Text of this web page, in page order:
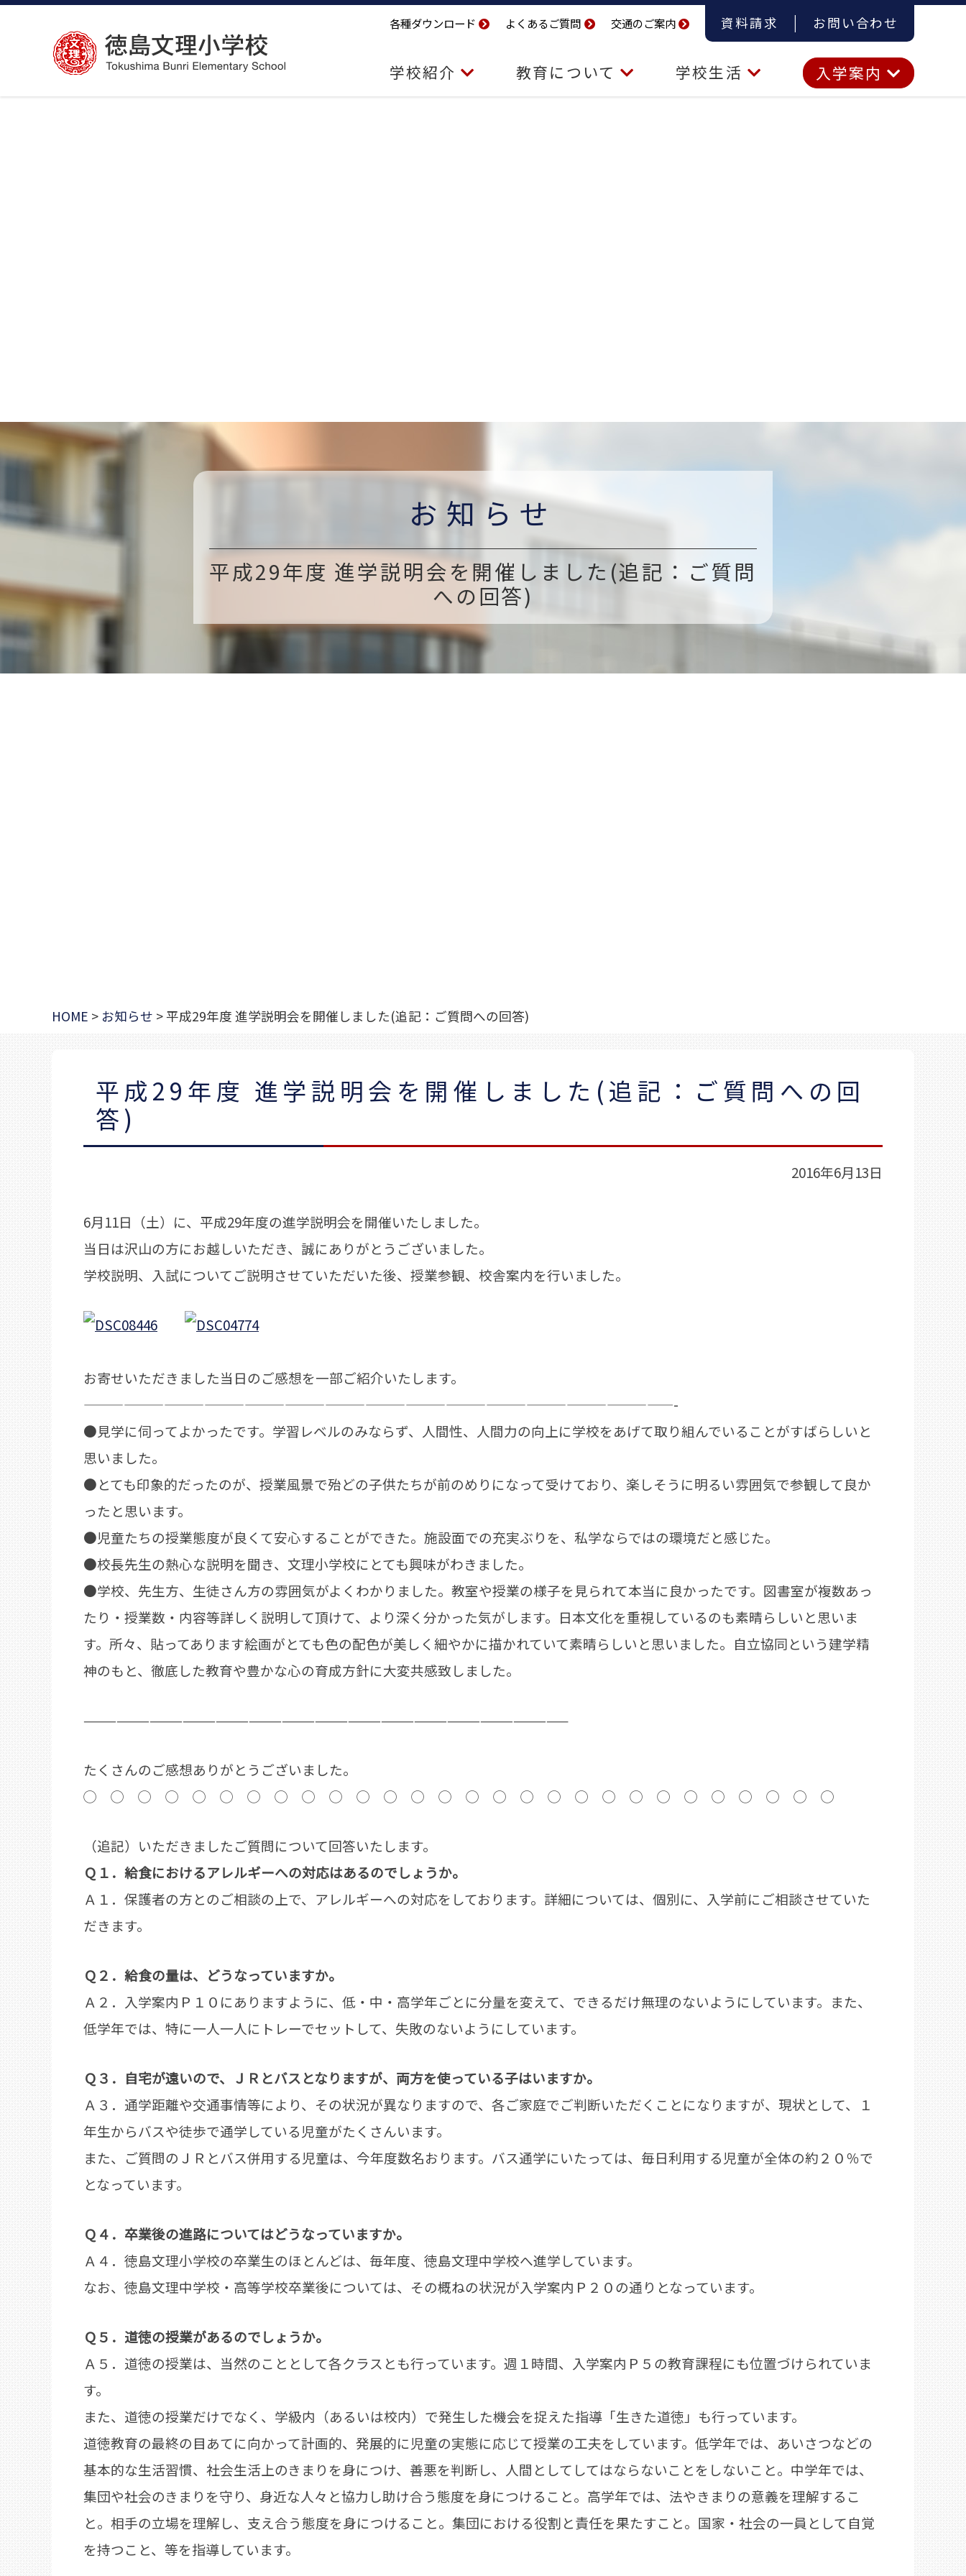
コ
各種ダウンロード よくあるご質問 交通のご案内 資料請求 お問い合わせ
学校紹介 教育について 学校生活 入学案内
お知らせ
平成29年度 進学説明会を開催しました(追記：ご質問
への回答)
HOME > お知らせ >平成29年度 進学説明会を開催しました(追記：ご質問への回答)
平成29年度 進学説明会を開催しました(追記：ご質問への回
答)
2016年6月13日
6月11日（土）に、平成29年度の進学説明会を開催いたしました。
当日は沢山の方にお越しいただき、誠にありがとうございました。
学校説明、入試についてご説明させていただいた後、授業参観、校舎案内を行いました。
お寄せいただきました当日のご感想を一部ご紹介いたします。
————————————————————————————————————————————-
●見学に伺ってよかったです。学習レベルのみならず、人間性、人間力の向上に学校をあげて取り組んでいることがすばらしいと
思いました。
●とても印象的だったのが、授業風景で殆どの子供たちが前のめりになって受けており、楽しそうに明るい雰囲気で参観して良か
ったと思います。
●児童たちの授業態度が良くて安心することができた。施設面での充実ぶりを、私学ならではの環境だと感じた。
●校長先生の熱心な説明を聞き、文理小学校にとても興味がわきました。
●学校、先生方、生徒さん方の雰囲気がよくわかりました。教室や授業の様子を見られて本当に良かったです。図書室が複数あっ
たり・授業数・内容等詳しく説明して頂けて、より深く分かった気がします。日本文化を重視しているのも素晴らしいと思いま
す。所々、貼ってあります絵画がとても色の配色が美しく細やかに描かれていて素晴らしいと思いました。自立協同という建学精
神のもと、徹底した教育や豊かな心の育成方針に大変共感致しました。
————————————————————————————————————————————
たくさんのご感想ありがとうございました。
◯ ◯ ◯ ◯ ◯ ◯ ◯ ◯ ◯ ◯ ◯ ◯ ◯ ◯ ◯ ◯ ◯ ◯ ◯ ◯ ◯ ◯ ◯ ◯ ◯ ◯ ◯ ◯
（追記）いただきましたご質問について回答いたします。
Ｑ１．給食におけるアレルギーへの対応はあるのでしょうか。
Ａ１．保護者の方とのご相談の上で、アレルギーへの対応をしております。詳細については、個別に、入学前にご相談させていた
だきます。
Ｑ２．給食の量は、どうなっていますか。
Ａ２．入学案内Ｐ１０にありますように、低・中・高学年ごとに分量を変えて、できるだけ無理のないようにしています。また、
低学年では、特に一人一人にトレーでセットして、失敗のないようにしています。
Ｑ３．自宅が遠いので、ＪＲとバスとなりますが、両方を使っている子はいますか。
Ａ３．通学距離や交通事情等により、その状況が異なりますので、各ご家庭でご判断いただくことになりますが、現状として、１
年生からバスや徒歩で通学している児童がたくさんいます。
また、ご質問のＪＲとバス併用する児童は、今年度数名おります。バス通学にいたっては、毎日利用する児童が全体の約２０％で
となっています。
Ｑ４．卒業後の進路についてはどうなっていますか。
Ａ４．徳島文理小学校の卒業生のほとんどは、毎年度、徳島文理中学校へ進学しています。
なお、徳島文理中学校・高等学校卒業後については、その概ねの状況が入学案内Ｐ２０の通りとなっています。
Ｑ５．道徳の授業があるのでしょうか。
Ａ５．道徳の授業は、当然のこととして各クラスとも行っています。週１時間、入学案内Ｐ５の教育課程にも位置づけられていま
す。
また、道徳の授業だけでなく、学級内（あるいは校内）で発生した機会を捉えた指導「生きた道徳」も行っています。
道徳教育の最終の目あてに向かって計画的、発展的に児童の実態に応じて授業の工夫をしています。低学年では、あいさつなどの
基本的な生活習慣、社会生活上のきまりを身につけ、善悪を判断し、人間としてしてはならないことをしないこと。中学年では、
集団や社会のきまりを守り、身近な人々と協力し助け合う態度を身につけること。高学年では、法やきまりの意義を理解するこ
と。相手の立場を理解し、支え合う態度を身につけること。集団における役割と責任を果たすこと。国家・社会の一員として自覚
を持つこと、等を指導しています。